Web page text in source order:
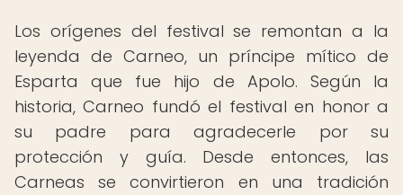
Los orígenes del festival se remontan a la
leyenda de Carneo, un príncipe mítico de
Esparta que fue hijo de Apolo. Según la
historia, Carneo fundó el festival en honor a
su padre para agradecerle por su
protección y guía. Desde entonces, las
Carneas se convirtieron en una tradición